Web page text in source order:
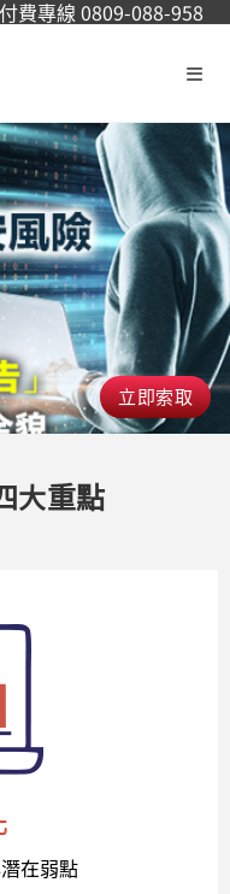
費專線 0809-088-958
立即索取
大重點
在弱點